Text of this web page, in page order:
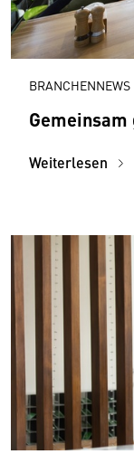
BRANCHENNEWS
Weiterlesen